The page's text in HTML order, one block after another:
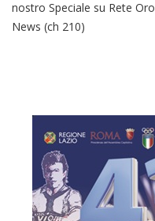
nostro Speciale su Rete Oro
News (ch 210)